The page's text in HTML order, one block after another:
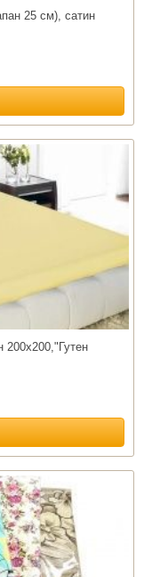
25 см), сатин
200х200,"Гутен